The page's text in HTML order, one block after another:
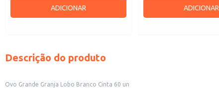
ADICIONAR ADICIONAR
Descrição do produto
Ovo Grande Granja Lobo Branco Cinta 60 un